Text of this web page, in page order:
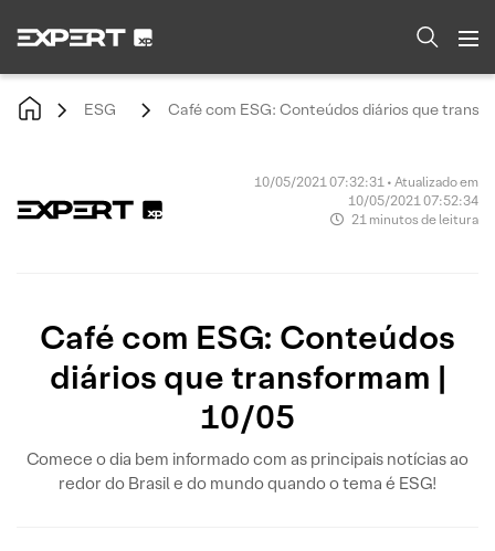
ESG Café com ESG: Conteúdos diários que
10/05/2021 07:32:31 • Atualizado em
10/05/2021 07:52:34
21 minutos de leitura
Café com ESG: Conteúdos
diários que transformam |
10/05
Comece o dia bem informado com as principais notícias ao
redor do Brasil e do mundo quando o tema é ESG!